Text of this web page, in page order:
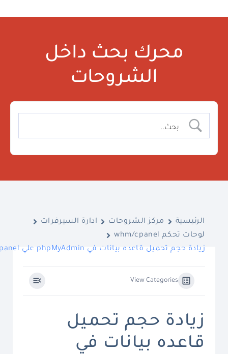
محرك بحث داخل
الشروحات
الرئيسية مركز الشروحات
ادارة السيرفرات
لوحات تحكم whm/cpanel
زيادة حجم تحميل قاعده بيانات في phpMyAdmin علي cpanel
View Categories
زيادة حجم تحميل
قاعده بيانات في